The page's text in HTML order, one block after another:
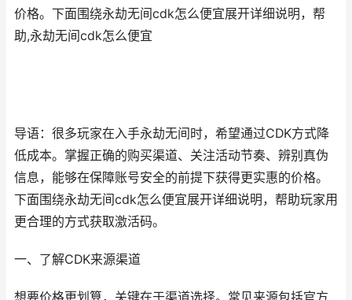
价格。下面围绕永劫无间cdk怎么便宜展开详细说明，帮
助,永劫无间cdk怎么便宜
导语：很多玩家在入手永劫无间时，希望通过CDK方式降
低成本。掌握正确的购买渠道、关注活动节奏、辨别真伪
信息，能够在保障账号安全的前提下获得更实惠的价格。
下面围绕永劫无间cdk怎么便宜展开详细说明，帮助玩家用
更合理的方式获取激活码。
一、了解CDK来源渠道